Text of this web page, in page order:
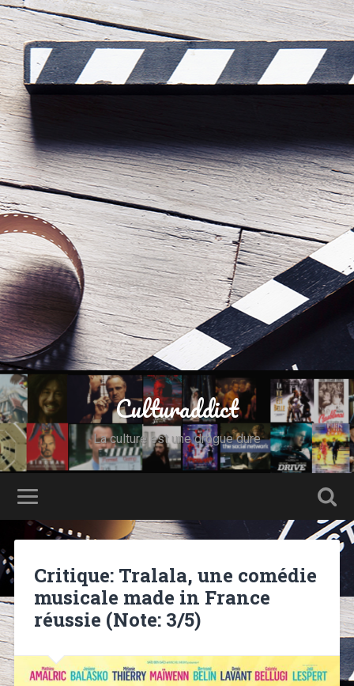
Culturaddict
La culture est une drogue dure
Critique: Tralala, une comédie
musicale made in France
réussie (Note: 3/5)